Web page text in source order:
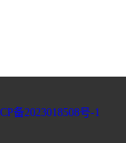
备2023018508号-1